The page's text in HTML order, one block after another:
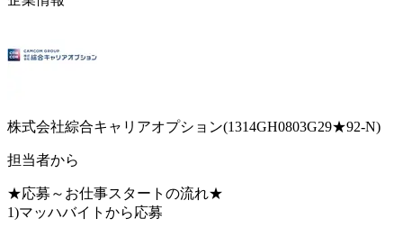
株式会社綜合キャリアオプション(1314GH0803G29★92-N)
担当者から
★応募～お仕事スタートの流れ★
1)マッハバイトから応募